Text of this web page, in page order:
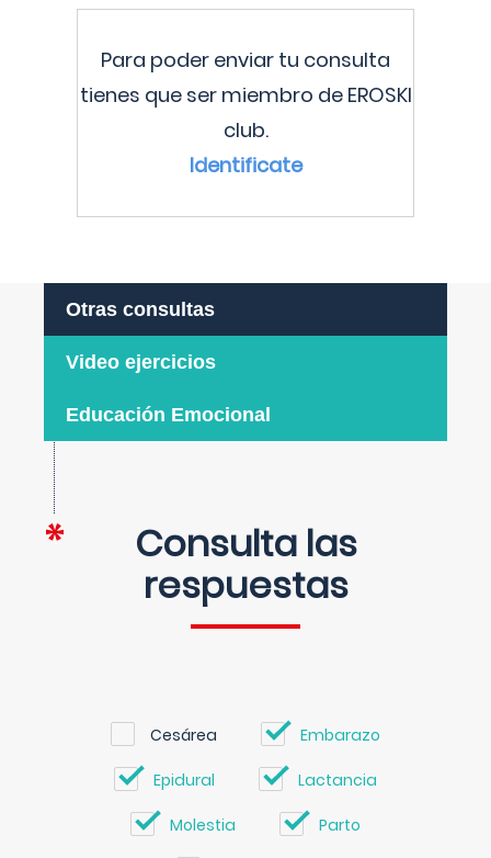
Para poder enviar tu consulta
tienes que ser miembro de EROSKI
club.
Identificate
Otras consultas
Video ejercicios
Educación Emocional
Consulta las
respuestas
Cesárea Embarazo
Epidural Lactancia
Molestia Parto